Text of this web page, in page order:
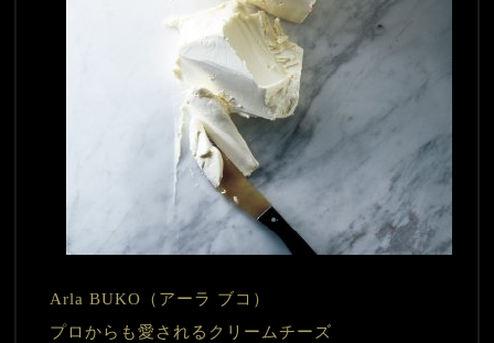
Arla BUKO（アーラ ブコ）
プロからも愛されるクリームチーズ